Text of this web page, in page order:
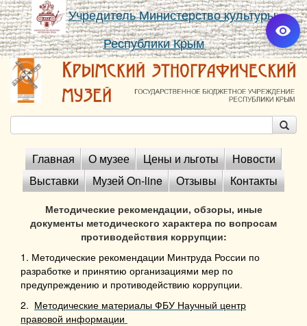
Учредитель Министерство культуры
Республики Крым
Главная О музее Цены и льготы
Новости
Выставки
Музей On-line Отзывы Контакты
Методические рекомендации, обзоры, иные
документы методического характера по вопросам
противодействия коррупции:
1. Методические рекомендации Минтруда России по
разработке и принятию организациями мер по
предупреждению и противодействию коррупции.
2. Методические материалы ФБУ Научный центр
правовой информации